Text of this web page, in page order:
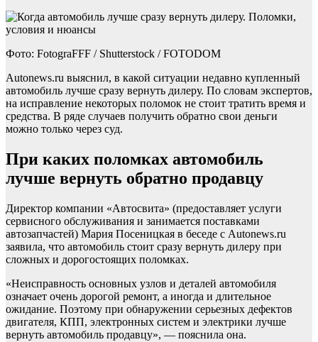
Фото: FotograFFF / Shutterstock / FOTODOM
Autonews.ru выяснил, в какой ситуации недавно купленный
автомобиль лучше сразу вернуть дилеру. По словам экспертов,
на исправление некоторых поломок не стоит тратить время и
средства. В ряде случаев получить обратно свои деньги
можно только через суд.
При каких поломках автомобиль
лучше вернуть обратно продавцу
Директор компании «Автосвита» (предоставляет услуги
сервисного обслуживания и занимается поставками
автозапчастей) Мария Посеницкая в беседе с Autonews.ru
заявила, что автомобиль стоит сразу вернуть дилеру при
сложных и дорогостоящих поломках.
«Неисправность основных узлов и деталей автомобиля
означает очень дорогой ремонт, а иногда и длительное
ожидание. Поэтому при обнаружении серьезных дефектов
двигателя, КПП, электронных систем и электрики лучше
вернуть автомобиль продавцу», — пояснила она.